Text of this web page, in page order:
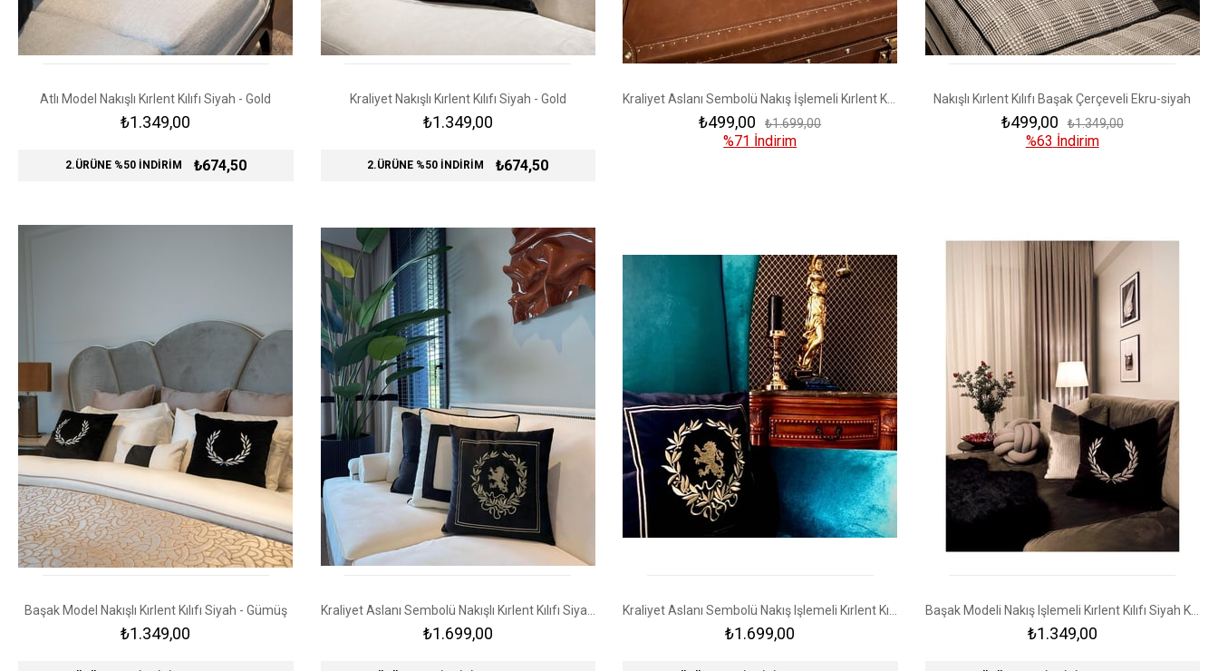
Atlı Model Nakışlı Kırlent Kılıfı Siyah - Gold
₺1.349,00
2.ÜRÜNE %50 İNDİRİM ₺674,50
Kraliyet Nakışlı Kırlent Kılıfı Siyah - Gold
₺1.349,00
2.ÜRÜNE %50 İNDİRİM ₺674,50
₺499,00 ₺1.699,00
%71 İndirim
Nakışlı Kırlent Kılıfı Başak Çerçeveli Ekru-siyah
₺499,00 ₺1.349,00
%63 İndirim
Başak Model Nakışlı Kırlent Kılıfı Siyah - Gümüş
₺1.349,00
Kraliyet Aslanı Sembolü Nakışlı Kırlent Kılıfı Siyah - Gümüş
₺1.699,00
Kraliyet Aslanı Sembolü Nakış Işlemeli Kırlent Kılıfı Siyah - Gold
₺1.699,00
Başak Modeli Nakış Işlemeli Kırlent Kılıfı Siyah Kadife Üzerine Gümüş Sim
₺1.349,00